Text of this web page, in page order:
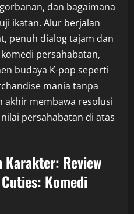
dan bagaimana
ikatan. Alur berjalan
penuh dialog tajam dan
persahabatan,
budaya K-pop seperti
mania tanpa
akhir membawa resolusi
persahabatan di atas
Review
Komedi